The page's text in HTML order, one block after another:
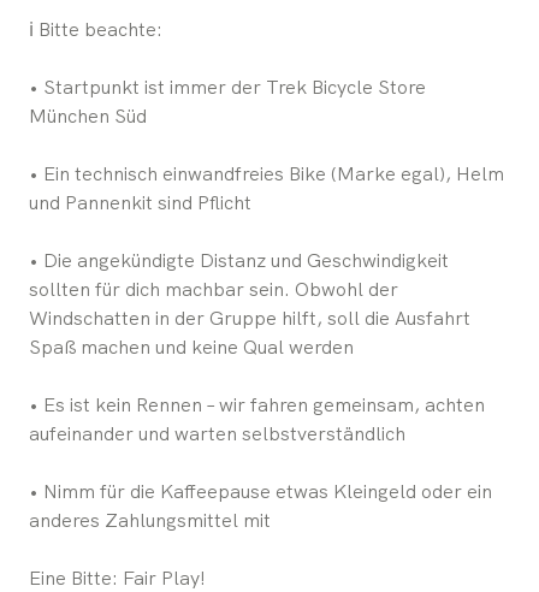
ℹ️ Bitte beachte:
• Startpunkt ist immer der Trek Bicycle Store
München Süd
• Ein technisch einwandfreies Bike (Marke egal), Helm
und Pannenkit sind Pflicht
• Die angekündigte Distanz und Geschwindigkeit
sollten für dich machbar sein. Obwohl der
Windschatten in der Gruppe hilft, soll die Ausfahrt
Spaß machen und keine Qual werden
• Es ist kein Rennen – wir fahren gemeinsam, achten
aufeinander und warten selbstverständlich
• Nimm für die Kaffeepause etwas Kleingeld oder ein
anderes Zahlungsmittel mit
Eine Bitte: Fair Play!